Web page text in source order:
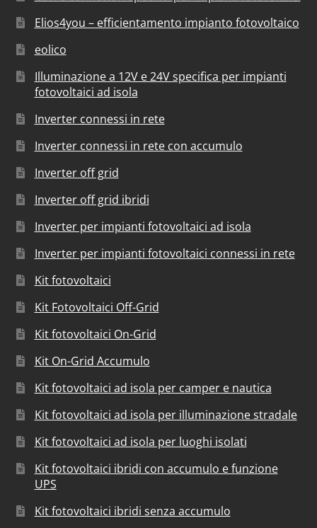
Elios4you – efficientamento impianto fotovoltaico
eolico
Illuminazione a 12V e 24V specifica per impianti
fotovoltaici ad isola
Inverter connessi in rete
Inverter connessi in rete con accumulo
Inverter off grid
Inverter off grid ibridi
Inverter per impianti fotovoltaici ad isola
Inverter per impianti fotovoltaici connessi in rete
Kit fotovoltaici
Kit Fotovoltaici Off-Grid
Kit fotovoltaici On-Grid
Kit On-Grid Accumulo
Kit fotovoltaici ad isola per camper e nautica
Kit fotovoltaici ad isola per illuminazione stradale
Kit fotovoltaici ad isola per luoghi isolati
Kit fotovoltaici ibridi con accumulo e funzione
UPS
Kit fotovoltaici ibridi senza accumulo